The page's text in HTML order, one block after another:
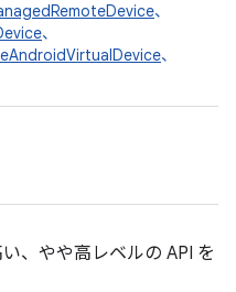
、
、
、
、やや高レベルの API を